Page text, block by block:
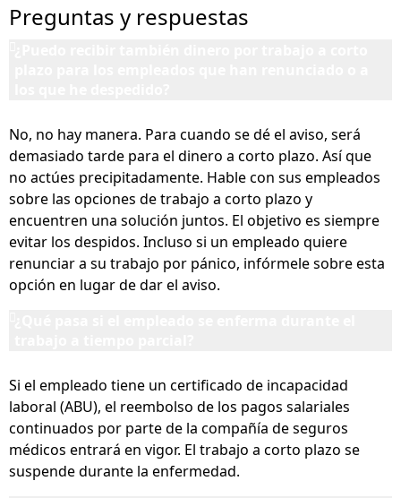
Preguntas y respuestas
No, no hay manera. Para cuando se dé el aviso, será
demasiado tarde para el dinero a corto plazo. Así que
no actúes precipitadamente. Hable con sus empleados
sobre las opciones de trabajo a corto plazo y
encuentren una solución juntos. El objetivo es siempre
evitar los despidos. Incluso si un empleado quiere
renunciar a su trabajo por pánico, infórmele sobre esta
opción en lugar de dar el aviso.
Si el empleado tiene un certificado de incapacidad
laboral (ABU), el reembolso de los pagos salariales
continuados por parte de la compañía de seguros
médicos entrará en vigor. El trabajo a corto plazo se
suspende durante la enfermedad.